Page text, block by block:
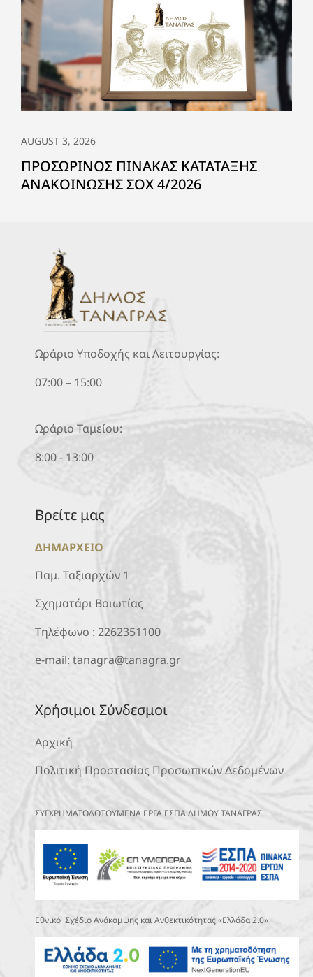
AUGUST 3, 2026
ΠΡΟΣΩΡΙΝΟΣ ΠΙΝΑΚΑΣ ΚΑΤΑΤΑΞΗΣ
ΑΝΑΚΟΙΝΩΣΗΣ ΣΟΧ 4/2026
Ωράριο Υποδοχής και Λειτουργίας:
07:00 – 15:00
Ωράριο Ταμείου:
8:00 - 13:00
Βρείτε μας
ΔΗΜΑΡΧΕΙΟ
Παμ. Ταξιαρχών 1
Σχηματάρι Βοιωτίας
Τηλέφωνο : 2262351100
e-mail: tanagra@tanagra.gr
Χρήσιμοι Σύνδεσμοι
Αρχική
Πολιτική Προστασίας Προσωπικών Δεδομένων
ΣΥΓΧΡΗΜΑΤΟΔΟΤΟΥΜΕΝΑ ΕΡΓΑ ΕΣΠΑ ΔΗΜΟΥ ΤΑΝΑΓΡΑΣ
Εθνικό Σχέδιο Ανάκαμψης και Ανθεκτικότητας «Ελλάδα 2.0»